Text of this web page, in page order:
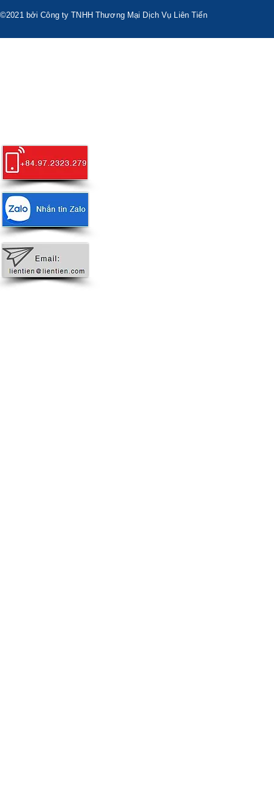
©2021 bởi Công ty TNHH Thương Mại Dịch Vụ Liên Tiến